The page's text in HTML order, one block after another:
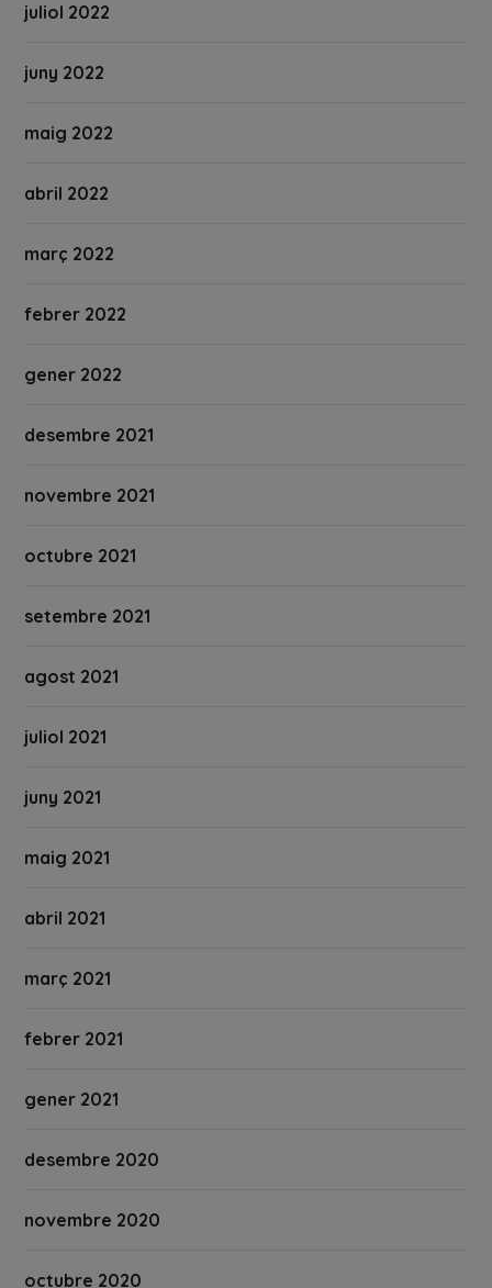
juliol 2022
juny 2022
maig 2022
abril 2022
març 2022
febrer 2022
gener 2022
desembre 2021
novembre 2021
octubre 2021
setembre 2021
agost 2021
juliol 2021
juny 2021
maig 2021
abril 2021
març 2021
febrer 2021
gener 2021
desembre 2020
novembre 2020
octubre 2020